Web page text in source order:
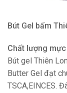
Bút Gel bấm
Chất lượng
Bút gel Thiên
Butter Gel đạt
TSCA,EINCES.